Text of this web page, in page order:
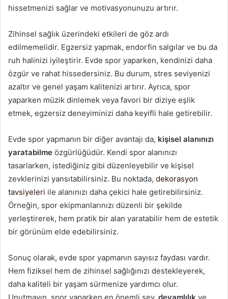
hissetmenizi sağlar ve motivasyonunuzu artırır.
Zihinsel sağlık üzerindeki etkileri de göz ardı
edilmemelidir. Egzersiz yapmak, endorfin salgılar ve bu da
ruh halinizi iyileştirir. Evde spor yaparken, kendinizi daha
özgür ve rahat hissedersiniz. Bu durum, stres seviyenizi
azaltır ve genel yaşam kalitenizi artırır. Ayrıca, spor
yaparken müzik dinlemek veya favori bir diziye eşlik
etmek, egzersiz deneyiminizi daha keyifli hale getirebilir.
Evde spor yapmanın bir diğer avantajı da, kişisel alanınızı
yaratabilme özgürlüğüdür. Kendi spor alanınızı
tasarlarken, istediğiniz gibi düzenleyebilir ve kişisel
zevklerinizi yansıtabilirsiniz. Bu noktada, dekorasyon
tavsiyeleri ile alanınızı daha çekici hale getirebilirsiniz.
Örneğin, spor ekipmanlarınızı düzenli bir şekilde
yerleştirerek, hem pratik bir alan yaratabilir hem de estetik
bir görünüm elde edebilirsiniz.
Sonuç olarak, evde spor yapmanın sayısız faydası vardır.
Hem fiziksel hem de zihinsel sağlığınızı destekleyerek,
daha kaliteli bir yaşam sürmenize yardımcı olur.